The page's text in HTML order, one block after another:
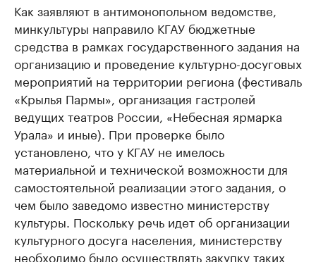
Как заявляют в антимонопольном ведомстве,
минкультуры направило КГАУ бюджетные
средства в рамках государственного задания на
организацию и проведение культурно-досуговых
мероприятий на территории региона (фестиваль
«Крылья Пармы», организация гастролей
ведущих театров России, «Небесная ярмарка
Урала» и иные). При проверке было
установлено, что у КГАУ не имелось
материальной и технической возможности для
самостоятельной реализации этого задания, о
чем было заведомо известно министерству
культуры. Поскольку речь идет об организации
культурного досуга населения, министерству
необходимо было осуществлять закупку таких